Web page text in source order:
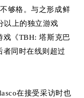
够格。与之形成鲜
以上的独立游戏
戏《TBH: 塔斯克巴
同时在线则超过
在接受采访时也